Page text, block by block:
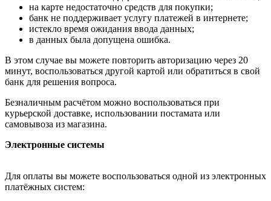
на карте недостаточно средств для покупки;
банк не поддерживает услугу платежей в интернете;
истекло время ожидания ввода данных;
в данных была допущена ошибка.
В этом случае вы можете повторить авторизацию через 20
минут, воспользоваться другой картой или обратиться в свой
банк для решения вопроса.
Безналичным расчётом можно воспользоваться при
курьерской доставке, использовании постамата или
самовывоза из магазина.
Электронные системы
Для оплаты вы можете воспользоваться одной из электронных
платёжных систем: